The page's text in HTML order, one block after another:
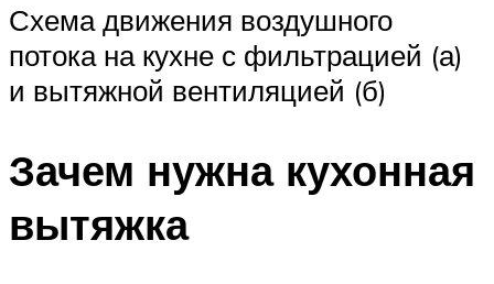
Схема движения воздушного
потока на кухне с фильтрацией (а)
и вытяжной вентиляцией (б)
Зачем нужна кухонная
вытяжка